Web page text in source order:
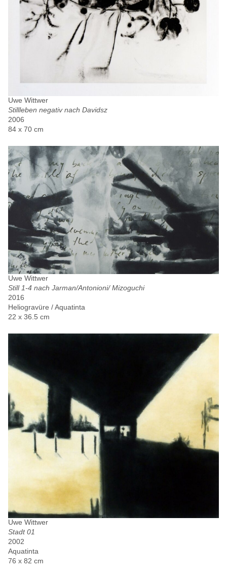
Uwe Wittwer
Stillleben negativ nach Davidsz
2006
84 x 70 cm
Uwe Wittwer
Still 1-4 nach Jarman/Antonioni/ Mizoguchi
2016
Heliogravüre / Aquatinta
22 x 36.5 cm
Uwe Wittwer
Stadt 01
2002
Aquatinta
76 x 82 cm